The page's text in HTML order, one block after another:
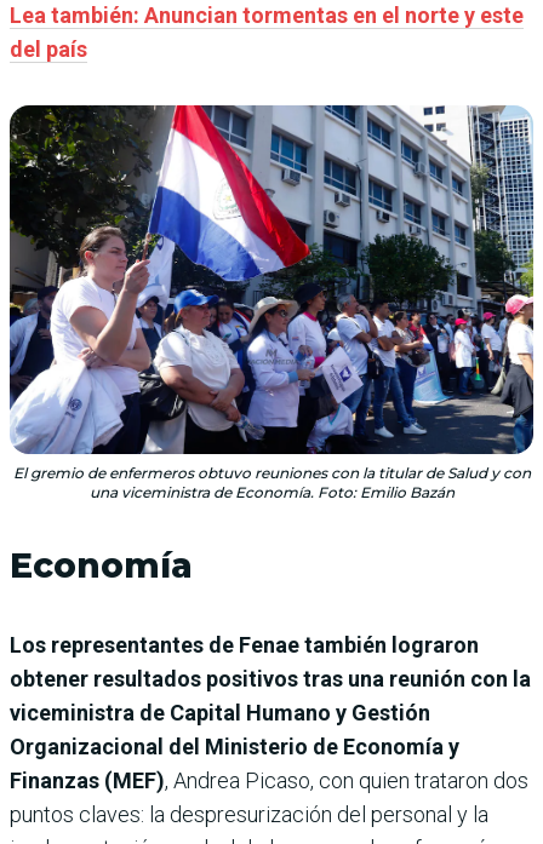
Lea también: Anuncian tormentas en el norte y este
del país
El gremio de enfermeros obtuvo reuniones con la titular de Salud y con
una viceministra de Economía. Foto: Emilio Bazán
Economía
Los representantes de Fenae también lograron
obtener resultados positivos tras una reunión con la
viceministra de Capital Humano y Gestión
Organizacional del Ministerio de Economía y
Finanzas (MEF), Andrea Picaso, con quien trataron dos
puntos claves: la despresurización del personal y la